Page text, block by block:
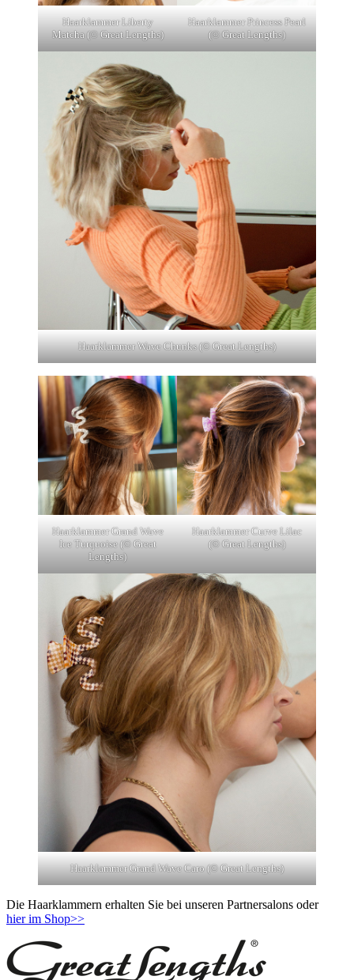
Haarklammer Liberty
Matcha (© Great Lengths)
Haarklammer Princess Pearl
(© Great Lengths)
Haarklammer Wave Chunks (© Great Lengths)
Haarklammer Grand Wave
Ice Turquoise (© Great
Lengths)
Haarklammer Curve Lilac
(© Great Lengths)
Haarklammer Grand Wave Caro (© Great Lengths)
Die Haarklammern erhalten Sie bei unseren Partnersalons oder
hier im Shop>>